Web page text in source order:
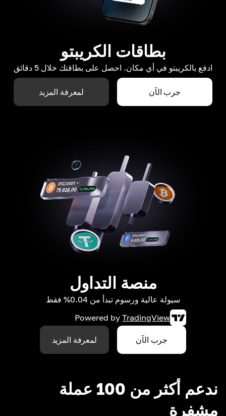
بطاقات الكريبتو
ادفع بالكريبتو في أي مكان. احصل على بطاقتك خلال 5 دقائق
جرب الآن لمعرفة المزيد
منصة التداول
سيولة عالية ورسوم تبدأ من 0.04% فقط
Powered by TradingView
جرب الآن لمعرفة المزيد
ندعم أكثر من 100 عملة
مشفرة